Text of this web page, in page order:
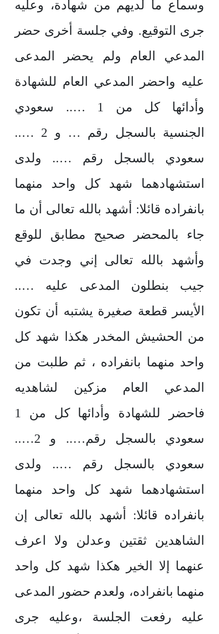
وسماع ما لديهم من شهادة، وعليه
جرى التوقيع. وفي جلسة أخرى حضر
المدعي العام ولم يحضر المدعى
عليه واحضر المدعي العام للشهادة
وأدائها كل من 1 ….. سعودي
الجنسية بالسجل رقم … و 2 …..
سعودي بالسجل رقم ….. ولدى
استشهادهما شهد كل واحد منهما
بانفراده قائلا: أشهد بالله تعالى أن ما
جاء بالمحضر صحيح مطابق للوقع
وأشهد بالله تعالى إني وجدت في
جيب بنطلون المدعى عليه …..
الأيسر قطعة صغيرة يشتبه أن تكون
من الحشيش المخدر هكذا شهد كل
واحد منهما بانفراده ، ثم طلبت من
المدعي العام مزكين لشاهديه
فاحضر للشهادة وأدائها كل من 1
سعودي بالسجل رقم….. و 2…..
سعودي بالسجل رقم ….. ولدى
استشهادهما شهد كل واحد منهما
بانفراده قائلا: أشهد بالله تعالى إن
الشاهدين ثقتين وعدلن ولا اعرف
عنهما إلا الخير هكذا شهد كل واحد
منهما بانفراده، ولعدم حضور المدعى
عليه رفعت الجلسة ،وعليه جرى